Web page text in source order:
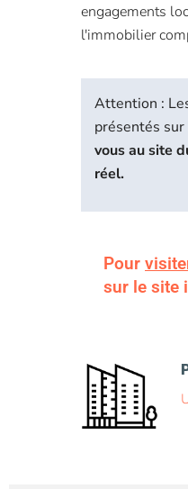
engagements
l'immobilier
Attention :
présentés
vous au site
réel.
Pour
sur le site